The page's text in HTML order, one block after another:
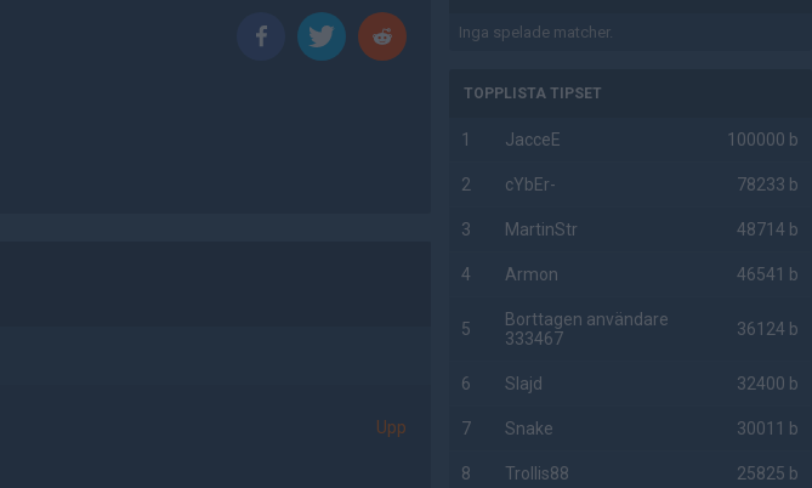
Upp
Inga spelade matcher.
TOPPLISTA TIPSET
1 JacceE 100000 b
2 cYbEr- 78233 b
3 MartinStr 48714 b
4 Armon 46541 b
5
Borttagen användare
333467
36124 b
6 Slajd 32400 b
7 Snake 30011 b
8 Trollis88 25825 b